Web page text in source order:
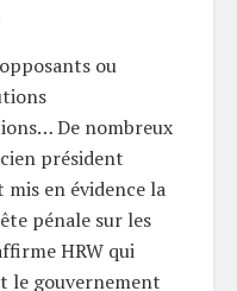
ou
De nombreux
président
mis en évidence la
pénale sur les
HRW qui
le gouvernement